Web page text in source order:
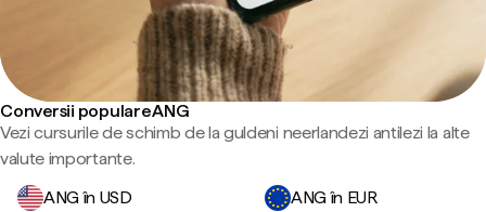
Conversii populare ANG
Vezi cursurile de schimb de la guldeni neerlandezi antilezi la alte
valute importante.
ANG în USD
ANG în EUR